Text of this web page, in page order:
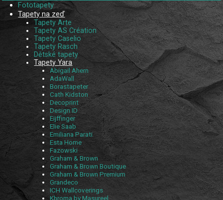
Fototapety
Tapety na zeď
Tapety Arte
Tapety AS Création
Tapety Caselio
Tapety Rasch
Dětské tapety
Tapety Yara
Abigail Ahern
AdaWall
Borastapeter
Cath Kidston
Decoprint
Design ID
Eijffinger
Elie Saab
Emiliana Parati
Esta Home
Fazowski
Graham & Brown
Graham & Brown Boutique
Graham & Brown Premium
Grandeco
ICH Wallcoverings
Khroma by Masureel